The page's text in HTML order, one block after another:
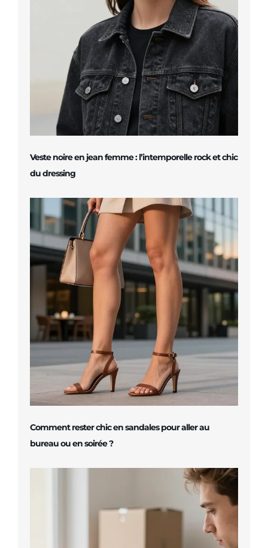
Veste noire en jean femme : l’intemporelle rock et chic
du dressing
Comment rester chic en sandales pour aller au
bureau ou en soirée ?